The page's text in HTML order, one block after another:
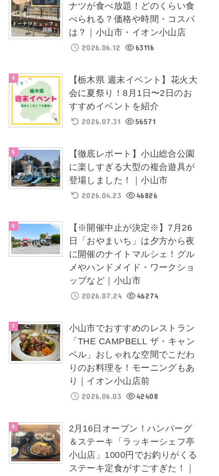
ナツが食べ放題！どのくらい食
べられる？価格や時間・コスパ
は？｜小山市・イオン小山店
2026.06.12 63116
【栃木県 週末イベント】花火大
会に夏祭り！8月1日〜2日のお
すすめイベントを紹介
2026.07.31 56571
【徹底レポート】小山総合公園
に楽しすぎる大型の複合遊具が
登場しました！｜小山市
2026.04.23 46826
【※開催中止が決定※】7月26
日「おやまいち」は夕方から夜
に開催のナイトマルシェ！グル
メやハンドメイド・ワークショ
ップなど｜小山市
2026.07.24 46274
小山市でおすすめのレストラン
「THE CAMPBELL ザ・キャン
ベル」おしゃれな空間でこだわ
りのお料理を！モーニングもあ
り｜イオン小山店前
2026.06.03 42408
2月16日オープン！ハンバーグ
＆ステーキ「ラッキーシェフ亭
小山店」1000円でお釣りがくる
ステーキ定食がすごすぎた！｜